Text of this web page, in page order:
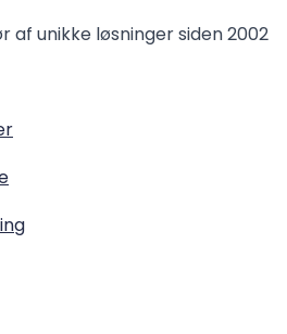
af unikke løsninger siden 2002